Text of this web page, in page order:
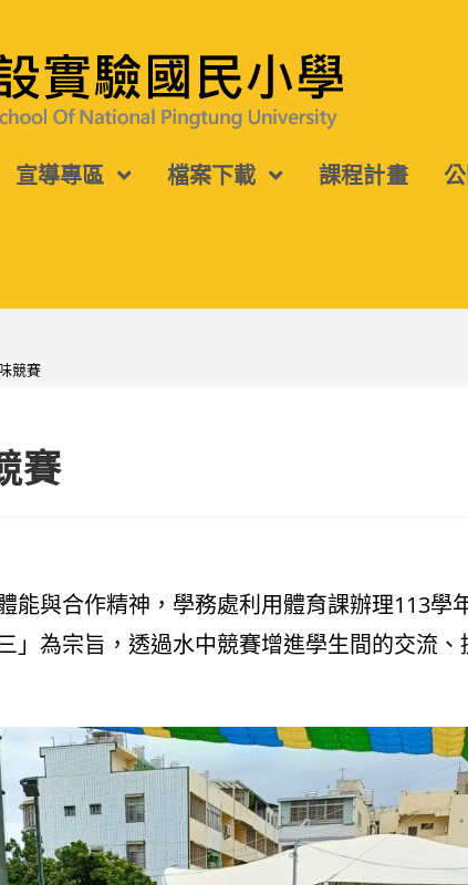
宣導專區 檔案下載 課程計畫
競賽
賽
能與合作精神，學務處利用體育課辦理113學
」為宗旨，透過水中競賽增進學生間的交流